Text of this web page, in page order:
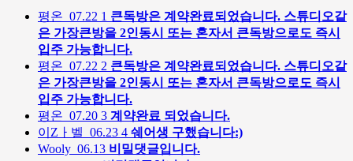
평온 07.22 1 큰독방은 계약완료되었습니다. 스튜디오같
은 가장큰방을 2인동시 또는 혼자서 큰독방으로도 즉시
입주 가능합니다.
평온 07.22 2 큰독방은 계약완료되었습니다. 스튜디오같
은 가장큰방을 2인동시 또는 혼자서 큰독방으로도 즉시
입주 가능합니다.
평온 07.20 3 계약완료 되었습니다.
이Zㅏ벨 06.23 4 쉐어생 구했습니다:)
Wooly 06.13 비밀댓글입니다.